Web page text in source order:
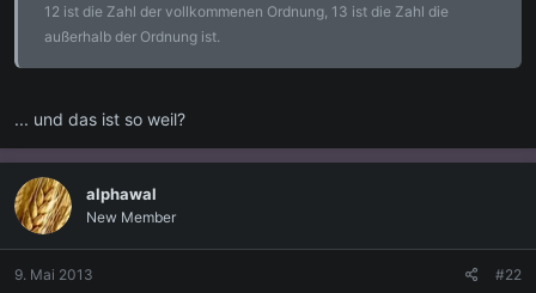
12 ist die Zahl der vollkommenen Ordnung, 13 ist die Zahl die
außerhalb der Ordnung ist.
... und das ist so weil?
alphawal
New Member
9. Mai 2013 #22